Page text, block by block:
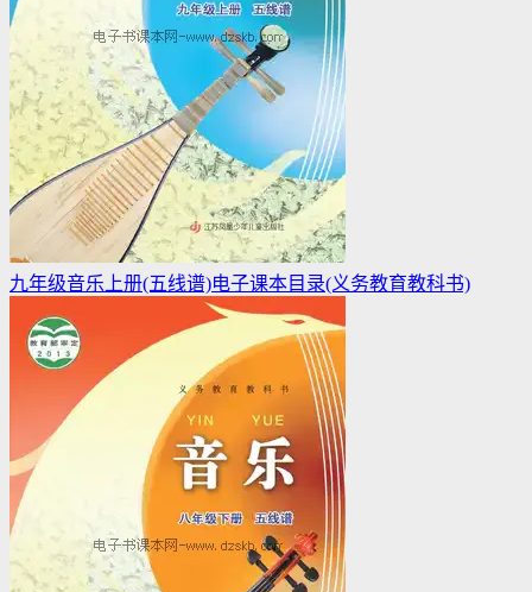
九年级音乐上册(五线谱)电子课本目录(义务教育教科书)